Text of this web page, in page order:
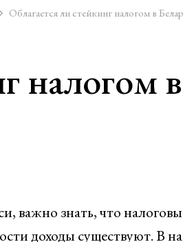
Облагается ли стейкинг налогом в
налогом
важно знать, что
доходы существуют. В